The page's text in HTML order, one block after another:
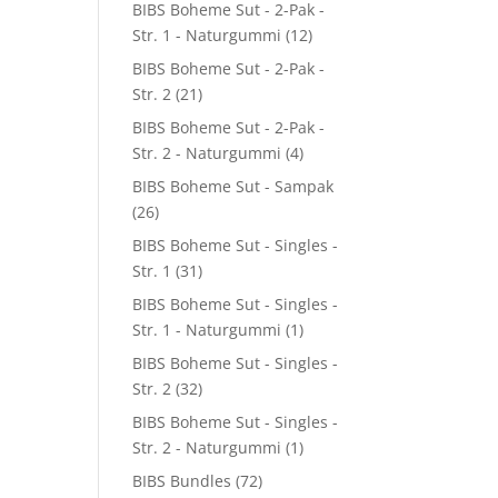
BIBS Boheme Sut - 2-Pak -
Str. 1 - Naturgummi (12)
BIBS Boheme Sut - 2-Pak -
Str. 2 (21)
BIBS Boheme Sut - 2-Pak -
Str. 2 - Naturgummi (4)
BIBS Boheme Sut - Sampak
(26)
BIBS Boheme Sut - Singles -
Str. 1 (31)
BIBS Boheme Sut - Singles -
Str. 1 - Naturgummi (1)
BIBS Boheme Sut - Singles -
Str. 2 (32)
BIBS Boheme Sut - Singles -
Str. 2 - Naturgummi (1)
BIBS Bundles (72)